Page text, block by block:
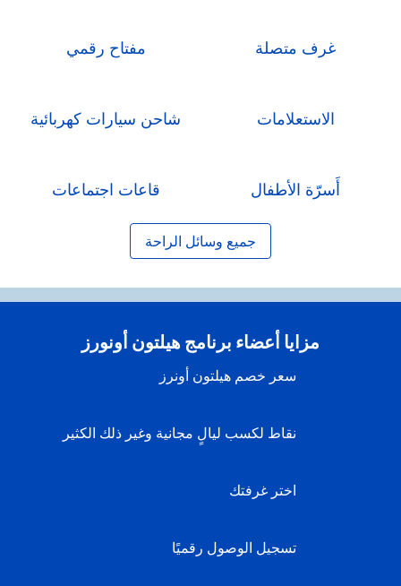
غرف متصلة مفتاح رقمي
الاستعلامات شاحن سيارات كهربائية
أَسرّة الأطفال قاعات اجتماعات
جميع وسائل الراحة
مزايا أعضاء برنامج هيلتون أونورز
سعر خصم هيلتون أونرز
نقاط لكسب ليالٍ مجانية وغير ذلك الكثير
اختر غرفتك
تسجيل الوصول رقميًا